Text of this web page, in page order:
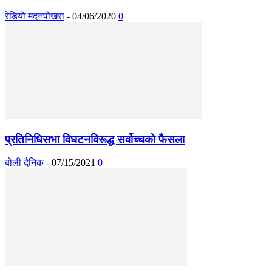
रेडियो मदनपोखरा - 04/06/2020 0
प्रतिनिधिसभा विघटनविरूद्ध सर्वोच्चकाे फैसला
बोली दैनिक - 07/15/2021 0